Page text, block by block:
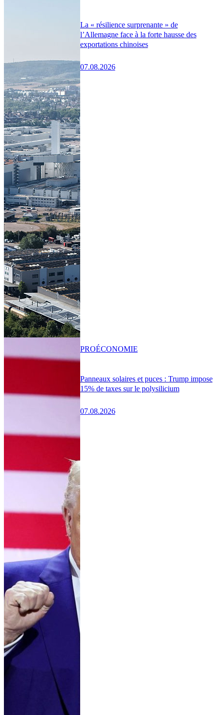
La « résilience surprenante » de
l’Allemagne face à la forte hausse des
exportations chinoises
07.08.2026
Panneaux solaires et puces : Trump impose
15% de taxes sur le polysilicium
07.08.2026
PROÉCONOMIE